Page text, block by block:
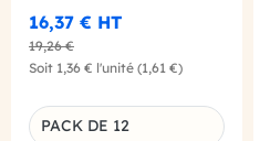
16,37 € HT
19,26 €
Soit 1,36 € l'unité (1,61 €)
PACK DE 12